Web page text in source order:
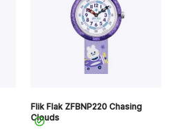
Flik Flak ZFBNP220 Chasing
Clouds